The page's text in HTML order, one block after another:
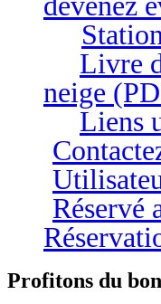
Livre
neige
Liens
Réservé
Profitons du